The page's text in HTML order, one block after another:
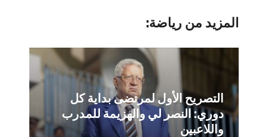
المزيد من رياضة:
التصريح الأول لمرتضى بداية كل
دوري: النصر لي والهزيمة للمدرب
واللاعبين